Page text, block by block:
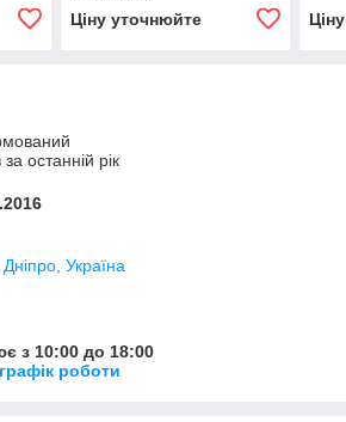
Ціну уточнюйте
останній рік
Україна
з 10:00 до 18:00
роботи